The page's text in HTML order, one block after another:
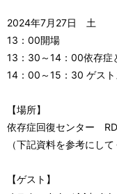
2024年7月27日 土
13：00開場
13：30～14：00依存症
14：00～15：30 ゲス
【場所】
依存症回復センター
（下記資料を参考にして
【ゲスト】